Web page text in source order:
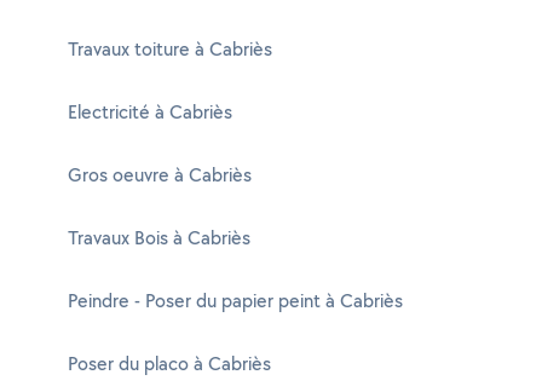
Travaux toiture à Cabriès
Electricité à Cabriès
Gros oeuvre à Cabriès
Travaux Bois à Cabriès
Peindre - Poser du papier peint à Cabriès
Poser du placo à Cabriès